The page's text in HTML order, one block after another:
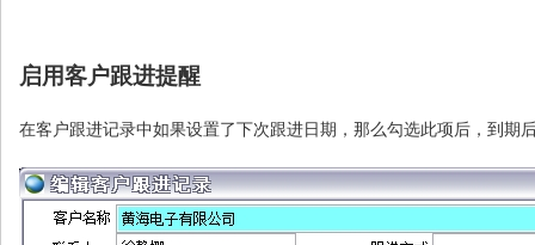
启用客户跟进提醒
在客户跟进记录中如果设置了下次跟进日期，那么勾选此项后，到期